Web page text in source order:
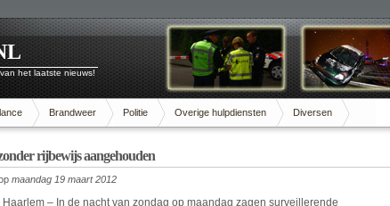
het laatste nieuws!
Brandweer Politie Overige hulpdiensten Diversen
rijbewijs aangehouden
maandag 19 maart 2012
Haarlem – In de nacht van zondag op maandag zagen surveillerende